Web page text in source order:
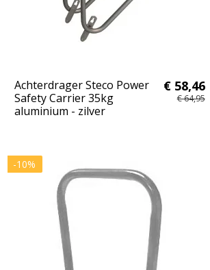
Achterdrager Steco Power
Safety Carrier 35kg
aluminium - zilver
€ 58,46
€ 64,95
-10%